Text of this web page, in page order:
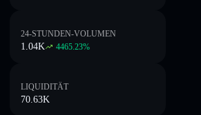
24-STUNDEN-VOLUMEN
1.04K 4465.23%
LIQUIDITÄT
70.63K